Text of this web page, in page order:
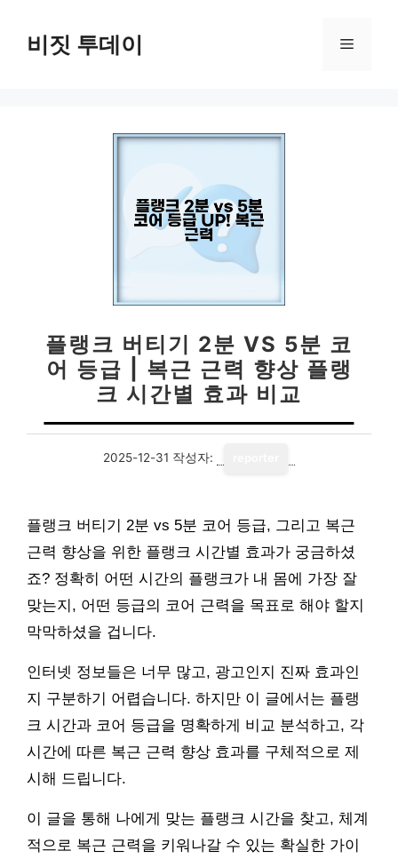
비짓 투데이 메
플랭크 버티기 2분 VS 5분 코
어 등급 | 복근 근력 향상 플랭
크 시간별 효과 비교
2025-12-31 작성자:
플랭크 버티기 2분 vs 5분 코어 등급, 그리고 복근
근력 향상을 위한 플랭크 시간별 효과가 궁금하셨
죠? 정확히 어떤 시간의 플랭크가 내 몸에 가장 잘
맞는지, 어떤 등급의 코어 근력을 목표로 해야 할지
막막하셨을 겁니다.
인터넷 정보들은 너무 많고, 광고인지 진짜 효과인
지 구분하기 어렵습니다. 하지만 이 글에서는 플랭
크 시간과 코어 등급을 명확하게 비교 분석하고, 각
시간에 따른 복근 근력 향상 효과를 구체적으로 제
시해 드립니다.
이 글을 통해 나에게 맞는 플랭크 시간을 찾고, 체계
적으로 복근 근력을 키워나갈 수 있는 확실한 가이